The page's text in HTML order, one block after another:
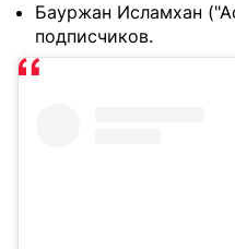
Бауржан Исламхан
подписчиков.